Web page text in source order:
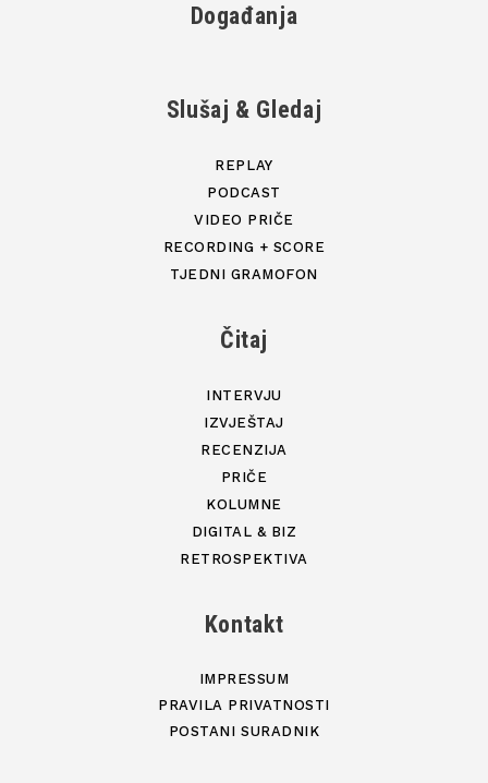
Događanja
Slušaj & Gledaj
REPLAY
PODCAST
VIDEO PRIČE
RECORDING + SCORE
TJEDNI GRAMOFON
Čitaj
INTERVJU
IZVJEŠTAJ
RECENZIJA
PRIČE
KOLUMNE
DIGITAL & BIZ
RETROSPEKTIVA
Kontakt
IMPRESSUM
PRAVILA PRIVATNOSTI
POSTANI SURADNIK